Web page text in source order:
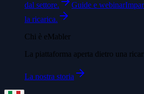
dal settore.
Guide e webinar
la ricarica.
Chi è eMabler
La piattaforma aperta dietro una
La nostra storia